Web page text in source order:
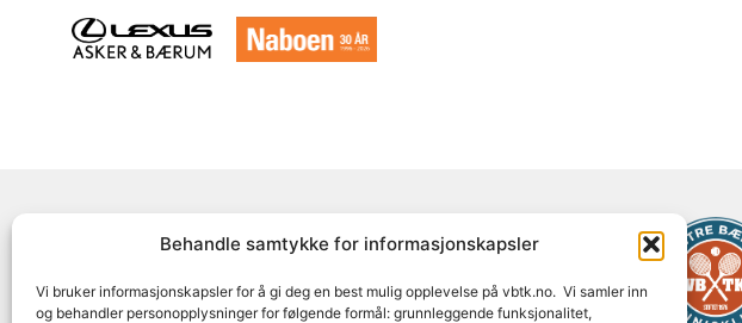
Behandle samtykke for informasjonskapsler
Vi bruker informasjonskapsler for å gi deg en best mulig opplevelse på vbtk.no. Vi samler inn
og behandler personopplysninger for følgende formål: grunnleggende funksjonalitet,
Følg oss på Facebook